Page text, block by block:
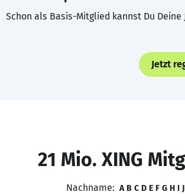
Schon als Basis-Mitglied kannst Du
Jetzt
21 Mio. XING
Nachname: A B C D E F G H I J